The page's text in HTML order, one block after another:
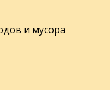
и мусора